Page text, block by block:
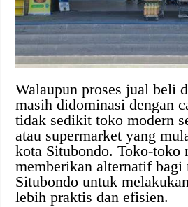
Walaupun proses jual beli
masih didominasi dengan
tidak sedikit toko modern
atau supermarket yang
kota Situbondo. Toko-toko
memberikan alternatif bagi
Situbondo untuk
lebih praktis dan efisien.